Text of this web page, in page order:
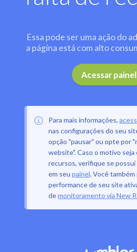
Essa pode ser uma ação do
a página está com alto
Acessar painel
Para mais informações,
nas configurações do seu
opção "pausar" ou opte por
website". Caso o motivo seja
recursos, verifique se possui
em seu painel. Você também
performance de seu site
demonitoramento via New